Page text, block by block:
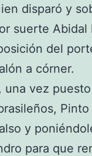
disparó y
suerte Abidal
del
a córner.
una vez
y
para que